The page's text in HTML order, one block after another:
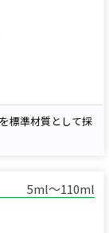
標準材質として採
中型以上（BTS-
、より高い清浄度
5ml～110ml